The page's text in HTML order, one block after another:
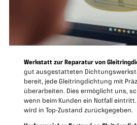
Werkstatt zur Reparatur von
gut ausgestatteten
bereit, jede Gleitringdichtung mit
überarbeiten. Dies ermöglicht uns,
wenn beim Kunden ein Notfall
wird in Top-Zustand zurückgegeben.